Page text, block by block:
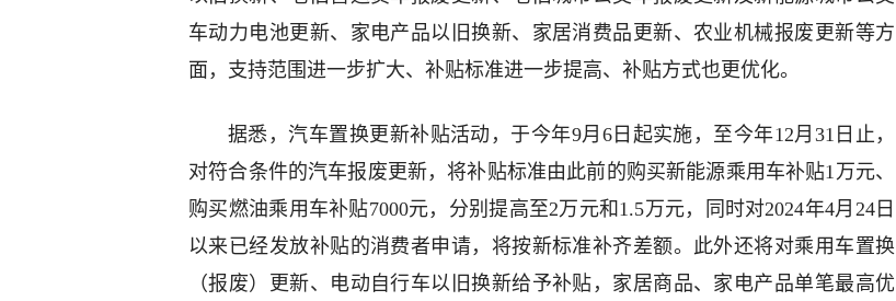
车动力电池更新、家电产品以旧换新、家居消费品更新、农业机械报废更新等方
面，支持范围进一步扩大、补贴标准进一步提高、补贴方式也更优化。
据悉，汽车置换更新补贴活动，于今年9月6日起实施，至今年12月31日止，
对符合条件的汽车报废更新，将补贴标准由此前的购买新能源乘用车补贴1万元、
购买燃油乘用车补贴7000元，分别提高至2万元和1.5万元，同时对2024年4月24日
以来已经发放补贴的消费者申请，将按新标准补齐差额。此外还将对乘用车置换
（报废）更新、电动自行车以旧换新给予补贴，家居商品、家电产品单笔最高优